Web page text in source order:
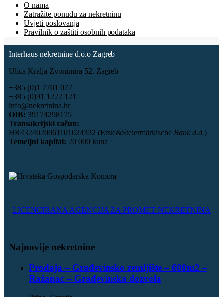
O nama
Zatražite ponudu za nekretninu
Uvjeti poslovanja
Pravilnik o zaštiti osobnih podataka
Interhaus nekretnine d.o.o Zagreb
Ulica Kralja Zvonimira 52, Zagreb
+385 (0)1 7701 077
+385 (0)91 1222 121
info@nekretnina.hr
OIB: 39174298175
Transakcijski račun:
HR4324020061101024332 (Erste&Steiermärkische Bank d.d.)
Temeljni kapital: 20 000 kuna
LICENCIRANA AGENCIJA ZA PROMET NEKRETNINA
Najnovije nekretnine
Prodaja – Građevinsko zemljište – 600m2 –
Ražanac – Građevinska dozvola